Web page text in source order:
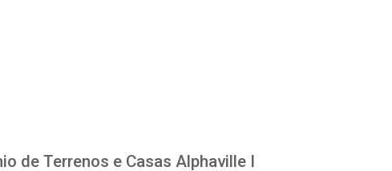
de Terrenos e Casas Alphaville I